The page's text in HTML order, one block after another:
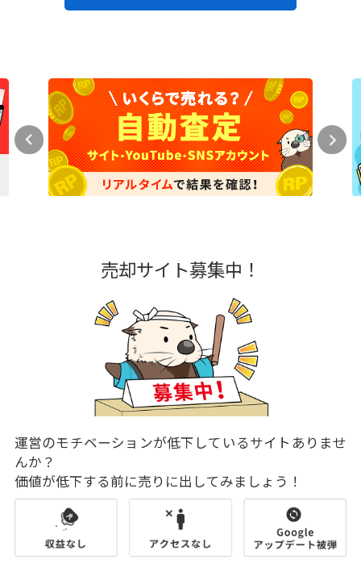
売却サイト募集中！
運営のモチベーションが低下しているサイトありませ
んか？
価値が低下する前に売りに出してみましょう！